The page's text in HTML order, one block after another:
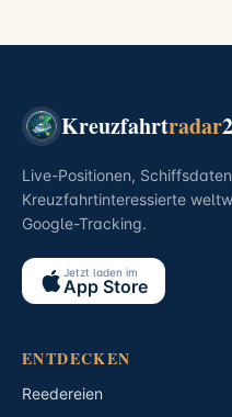
Kreuzfahrtradar
Live-Positionen,
Kreuzfahrtinteressierte
Google-Tracking.
Jetzt laden im
App Store
ENTDECKEN
Reedereien